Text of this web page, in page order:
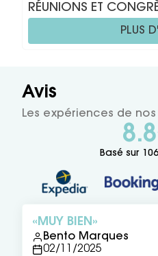
RÉUNIONS ET
PLUS
Avis
Les expériences de
MUY BIEN
Bento Marques
02/11/2025
8.8
Basé sur